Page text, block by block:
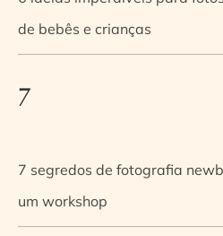
de bebês e crianças
7
7 segredos de fotografia
um workshop